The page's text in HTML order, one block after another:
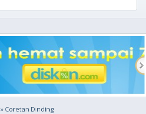
» Coretan Dinding